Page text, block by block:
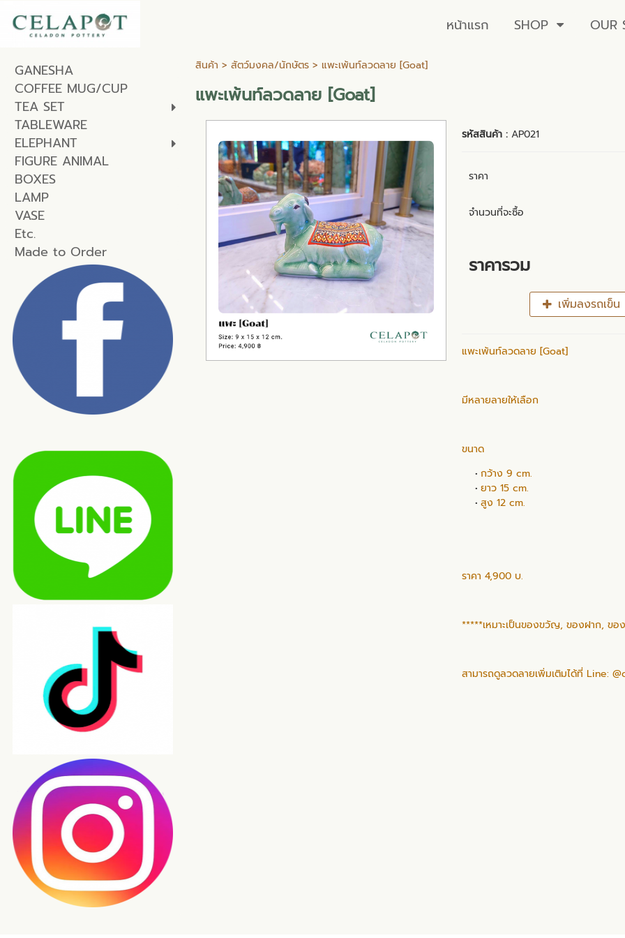
หน้าแรก SHOP OUR
GANESHA
COFFEE MUG/CUP
TEA SET
TABLEWARE
ELEPHANT
FIGURE ANIMAL
BOXES
LAMP
VASE
Etc.
Made to Order
สินค้า > สัตว์มงคล/นักษัตร > แพะเพ้นท์ลวดลาย [Goat]
แพะเพ้นท์ลวดลาย [Goat]
รหัสสินค้า : AP021
ราคา
จำนวนที่จะซื้อ
ราคารวม
เพิ่มลงรถเข็น
แพะเพ้นท์ลวดลาย [Goat]
มีหลายลายให้เลือก
ขนาด
กว้าง 9 cm.
ยาว 15 cm.
สูง 12 cm.
ราคา 4,900 บ.
*****เหมาะเป็นของขวัญ, ของฝาก, ข
สามารถดูลวดลายเพิ่มเติมได้ที่ Line: